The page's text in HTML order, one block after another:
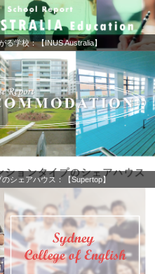
学校：【INUS Australia】
シェアハウス：【Supertop】